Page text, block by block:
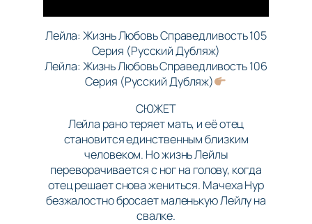
Лейла: Жизнь Любовь Справедливость 105
Серия (Русский Дубляж)
Лейла: Жизнь Любовь Справедливость 106
Серия (Русский Дубляж)
СЮЖЕТ
Лейла рано теряет мать, и её отец
становится единственным близким
человеком. Но жизнь Лейлы
переворачивается с ног на голову, когда
отец решает снова жениться. Мачеха Нур
безжалостно бросает маленькую Лейлу на
свалке.